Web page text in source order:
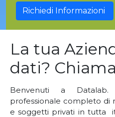
La tua
dati?
Benvenuti a
professionale completo di
e soggetti privati in tutta